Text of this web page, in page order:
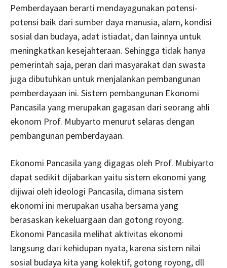
Pemberdayaan berarti mendayagunakan potensi-
potensi baik dari sumber daya manusia, alam, kondisi
sosial dan budaya, adat istiadat, dan lainnya untuk
meningkatkan kesejahteraan. Sehingga tidak hanya
pemerintah saja, peran dari masyarakat dan swasta
juga dibutuhkan untuk menjalankan pembangunan
pemberdayaan ini. Sistem pembangunan Ekonomi
Pancasila yang merupakan gagasan dari seorang ahli
ekonom Prof. Mubyarto menurut selaras dengan
pembangunan pemberdayaan.
Ekonomi Pancasila yang digagas oleh Prof. Mubiyarto
dapat sedikit dijabarkan yaitu sistem ekonomi yang
dijiwai oleh ideologi Pancasila, dimana sistem
ekonomi ini merupakan usaha bersama yang
berasaskan kekeluargaan dan gotong royong.
Ekonomi Pancasila melihat aktivitas ekonomi
langsung dari kehidupan nyata, karena sistem nilai
sosial budaya kita yang kolektif, gotong royong, dll